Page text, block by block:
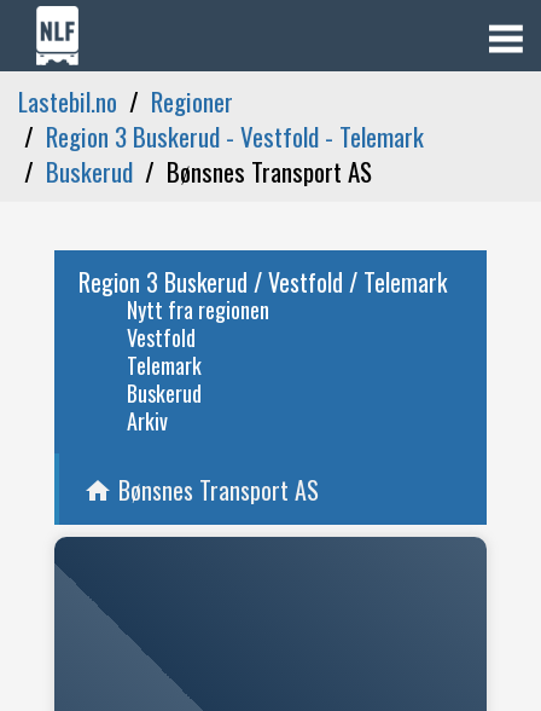
Lastebil.no
Regioner
Region 3 Buskerud - Vestfold - Telemark
Buskerud
Bønsnes Transport AS
Region 3 Buskerud / Vestfold / Telemark
Nytt fra regionen
Vestfold
Telemark
Buskerud
Arkiv
home Bønsnes Transport AS